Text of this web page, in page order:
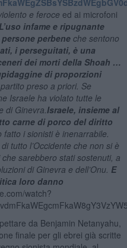
e feroce ed ai microfoni
L’uso infame e ripugnante
persone perbene che sentono
i perseguitati, è una
dei morti della Shoah …
di proporzioni
preso a priori. Se
Israele ha violato tutte le
di Ginevra. Israele, insieme al
carne di porco del diritto
i sionisti è inenarrabile.
tutto l’Occidente che non si è
sarebbero stati sostenuti, a
di Ginevra e dell’Onu. E
loro danno
watch?
da Benjamin Netanyahu,
finale per gli ebrei già scritte